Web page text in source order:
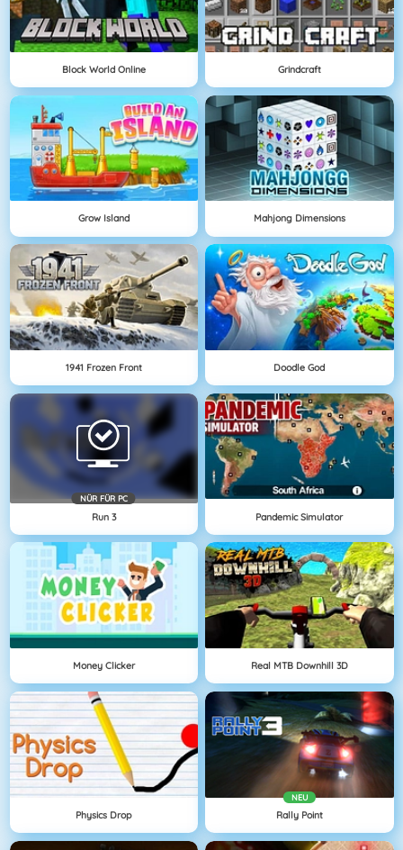
Block World Online Grindcraft
Grow Island Mahjong Dimensions
1941 Frozen Front Doodle God
NÜR FÜR PC
Run 3 Pandemic Simulator
Money Clicker Real MTB Downhill 3D
Physics Drop
NEU
Rally Point